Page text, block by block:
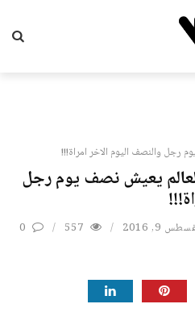
رجل والنصف اليوم الاخر امراة!!!
يعيش نصف يوم رجل
9, 2016
557
0